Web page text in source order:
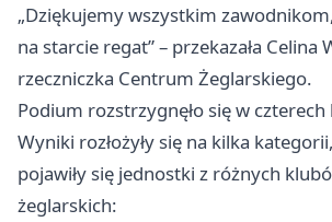
„Dziękujemy wszystkim
na starcie regat” – przekazała Celina
rzeczniczka Centrum Żeglarskiego.
Podium rozstrzygnęło się w czterech
Wyniki rozłożyły się na kilka
pojawiły się jednostki z różnych
żeglarskich: